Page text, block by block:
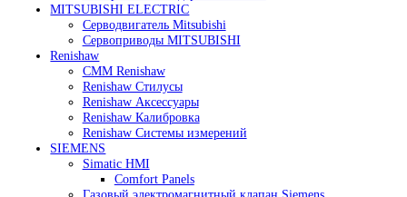
Линейные энкодеры Heidenhain LS 628C
Линейные энкодеры Heidenhain LS 688C
Поворотные энкодеры Heidenhain
MITSUBISHI ELECTRIC
Серводвигатель Mitsubishi
Сервоприводы MITSUBISHI
Renishaw
CMM Renishaw
Renishaw Cтилусы
Renishaw Аксессуары